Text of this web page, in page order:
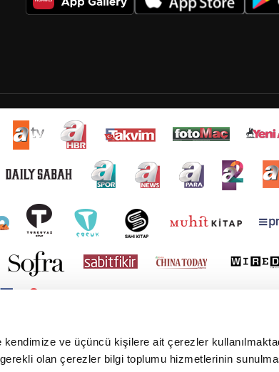
ve üçüncü kişilere ait çerezler
olan çerezler bilgi toplumu hizmetlerinin